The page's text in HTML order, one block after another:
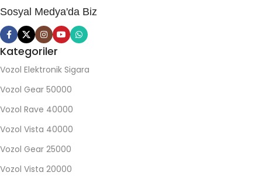
Sosyal Medya'da Biz
Kategoriler
Vozol Elektronik Sigara
Vozol Gear 50000
Vozol Rave 40000
Vozol Vista 40000
Vozol Gear 25000
Vozol Vista 20000